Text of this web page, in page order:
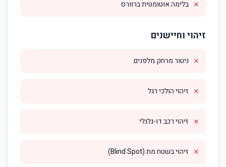
✗ בלימה אוטומטית ברוורס
זיהוי וחיישנים
✗ ניטור מרחק מלפנים
✗ זיהוי הולכי רגל
✗ זיהוי רכב דו-גלגלי
✗ זיהוי בשטח מת (Blind Spot)